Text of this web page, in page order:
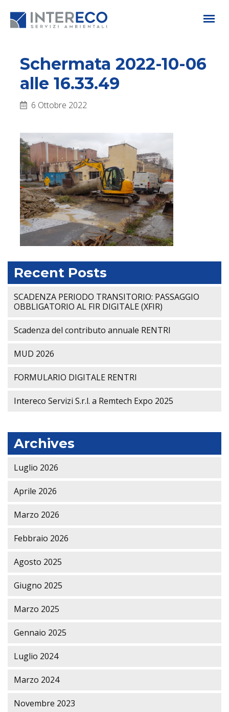
Schermata 2022-10-06
alle 16.33.49
6 Ottobre 2022
Recent Posts
SCADENZA PERIODO TRANSITORIO: PASSAGGIO
OBBLIGATORIO AL FIR DIGITALE (XFIR)
Scadenza del contributo annuale RENTRI
MUD 2026
FORMULARIO DIGITALE RENTRI
Intereco Servizi S.r.l. a Remtech Expo 2025
Archives
Luglio 2026
Aprile 2026
Marzo 2026
Febbraio 2026
Agosto 2025
Giugno 2025
Marzo 2025
Gennaio 2025
Luglio 2024
Marzo 2024
Novembre 2023